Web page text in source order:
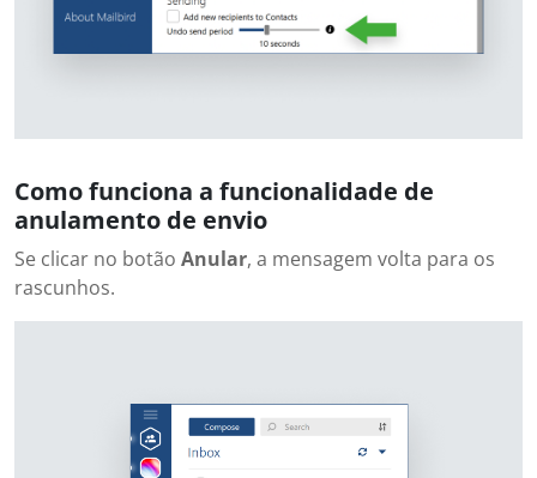
Como funciona a funcionalidade de
anulamento de envio
Se clicar no botão Anular, a mensagem volta para os
rascunhos.